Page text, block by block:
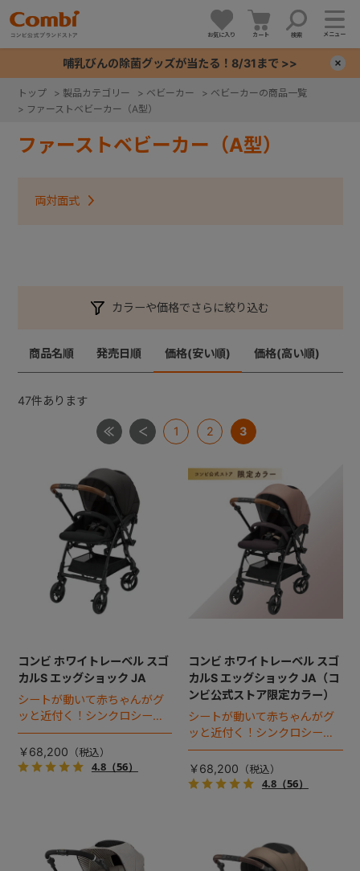
お気に入り カート 検索 メニュー
哺乳びんの除菌グッズが当たる！8/31まで >>
トップ > 製品カテゴリー > ベビーカー > ベビーカーの商品一覧
> ファーストベビーカー（A型）
ファーストベビーカー（A型）
両対面式
カラーや価格でさらに絞り込む
商品名順 発売日順 価格(安い順) 価格(高い順)
47件あります
1 2 3
コンビ ホワイトレーベル スゴ
カルS エッグショック JA
シートが動いて赤ちゃんがグ
ッと近付く！シンクロシート
搭載プレミアムベビーカー。
￥68,200
4.8（56）
コンビ ホワイトレーベル スゴ
カルS エッグショック JA（コ
ンビ公式ストア限定カラー）
シートが動いて赤ちゃんがグ
ッと近付く！シンクロシート
搭載プレミアムベビーカー。
￥68,200
4.8（56）